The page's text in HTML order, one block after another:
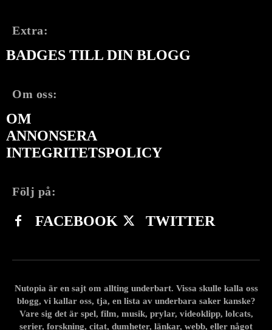
Extra:
BADGES TILL DIN BLOGG
Om oss:
OM
ANNONSERA
INTEGRITETSPOLICY
Följ på:
FACEBOOK TWITTER
Nutopia är en sajt om allting underbart. Vissa skulle kalla oss
blogg, vi kallar oss, tja, en lista av underbara saker kanske?
Vare sig det är spel, film, musik, prylar, videoklipp, lolcats,
serier, forskning, citat, dumheter, länkar, webb, eller något